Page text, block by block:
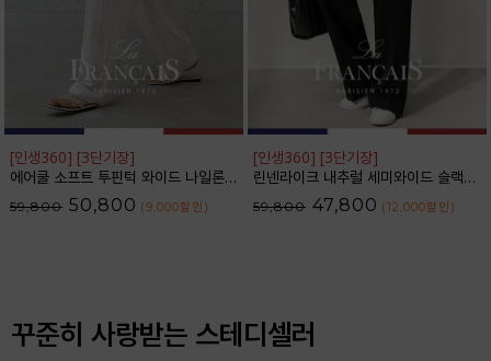
[인생360] [3단기장]
에어쿨 소프트 투핀턱 와이드 나일론 슬랙스_F6S350SL
59,800 50,800 (9,000할인 )
[인생360] [3단기장]
린넨라이크 내추럴 세미와이드 슬랙스_F6S164SL
59,800 47,800 (12,000할인 )
꾸준히 사랑받는 스테디셀러